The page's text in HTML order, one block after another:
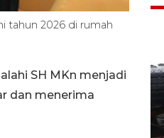
tahun 2026 di rumah
SH MKn menjadi
dan menerima